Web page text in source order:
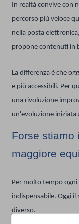
In realtà convive con
percorso più veloce
nella posta
propone contenuti in
La differenza è che
e più accessibili. Per
una rivoluzione
un'evoluzione iniziata
Forse stiamo
maggiore
Per molto tempo ogni
indispensabile. Oggi
diverso.